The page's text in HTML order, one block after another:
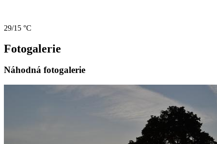
29/15 °C
Fotogalerie
Náhodná fotogalerie